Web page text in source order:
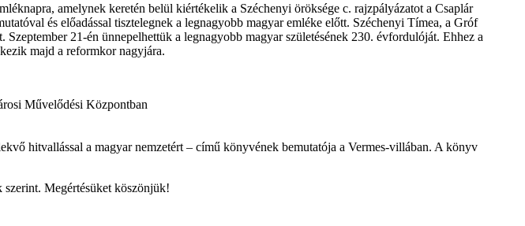
amelynek keretén belül kiértékelik a Széchenyi öröksége c. rajzpályázatot a Csaplár
és előadással tisztelegnek a legnagyobb magyar emléke előtt. Széchenyi Tímea, a Gróf
21-én ünnepelhettük a legnagyobb magyar születésének 230. évfordulóját. Ehhez a
majd a reformkor nagyjára.
Művelődési Központban
hitvallással a magyar nemzetért – című könyvének bemutatója a Vermes-villában. A könyv
szerint. Megértésüket köszönjük!